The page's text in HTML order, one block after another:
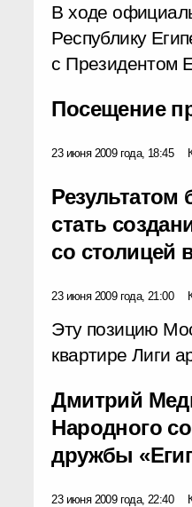
В ходе
Республику
с Президентом
Посещение
23 июня 2009 года, 18:45
Результатом
стать
со столицей
23 июня 2009 года, 21:00
Эту позицию
квартире Лиги
Дмитрий
Народного
дружбы
23 июня 2009 года, 22:40